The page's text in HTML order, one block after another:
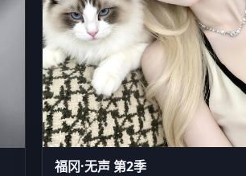
福冈·无声 第2季